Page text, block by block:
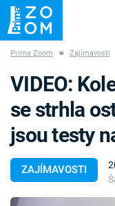
ZÁHADY
Témata
Prima Zoom ■ Zajímavosti
ZAJÍMAVOSTI
VIDEO:
se strhla
jsou testy